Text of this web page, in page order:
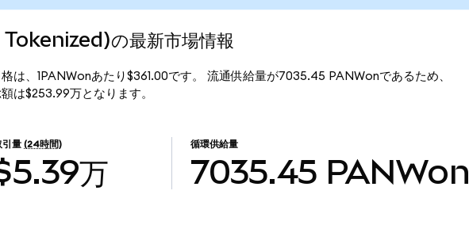
の最新市場情報
、1PANWonあたり$361.00です。 流通供給量が7035.45 PANWonであるため、
は$253.99万となります。
引量 (24時間)
万
循環供給量
7035.45 PANWon